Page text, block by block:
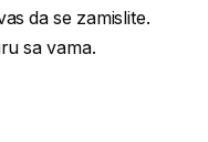
da se zamislite.
sa vama.